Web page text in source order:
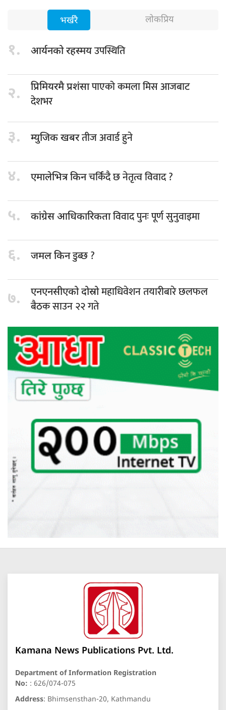
भर्खरै लोकप्रिय
१. आर्यनको रहस्मयउपस्थिति
२. प्रिमियरमै प्रशंसापाएको कमला मिस आजबाट
देशभर
३. म्युजिक खबरतीज अवार्ड हुने
४. एमालेभित्र किनचर्किंदै छ नेतृत्व विवाद ?
५. कांग्रेस आधिकारिकताविवाद पुनः पूर्ण सुनुवाइमा
६. जमल किनडुब्छ ?
७. एनएनसीएको दोस्रोमहाधिवेशन तयारीबारे छलफल
बैठक साउन २२ गते
Kamana News Publications Pvt. Ltd.
Department of Information Registration
No: : 626/074-075
Address: Bhimsensthan-20, Kathmandu